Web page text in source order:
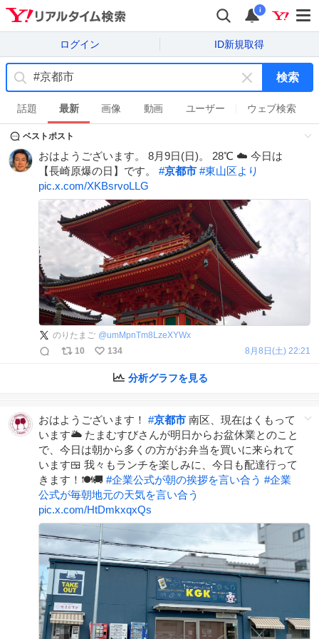
i
ログイン ID新規取得
キ
ー
ワ
ド
を
す
検索
話題 最新 画像 動画 ユーザー ウェブ検索
ベストポスト
おはようございます。 8月9日(日)。 28℃ ☁️ 今日は
【長崎原爆の日】です。 #京都市 #東山区より
pic.x.com/XKBsrvoLLG
のりたまご @umMpnTm8LzeXYWx
10
134 8月8日(土) 22:21
分析グラフを見る
おはようございます！ #京都市 南区、現在はくもって
います🌥 たまむすびさんが明日からお盆休業とのこと
で、今日は朝から多くの方がお弁当を買いに来られて
います🍱 我々もランチを楽しみに、今日も配達行って
きます！🍽️🚚 #企業公式が朝の挨拶を言い合う #企業
公式が毎朝地元の天気を言い合う
pic.x.com/HtDmkxqxQs